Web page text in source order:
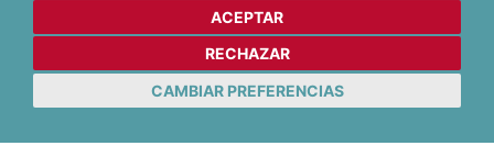
ACEPTAR
RECHAZAR
CAMBIAR PREFERENCIAS